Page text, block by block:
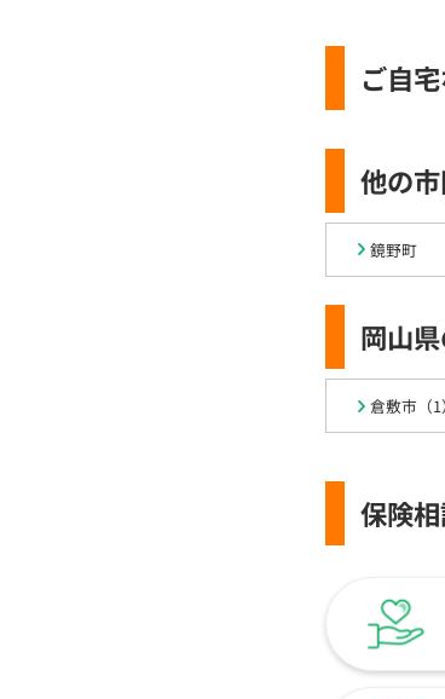
ご自
他の
鏡野町
岡山
倉敷市（1）
保険